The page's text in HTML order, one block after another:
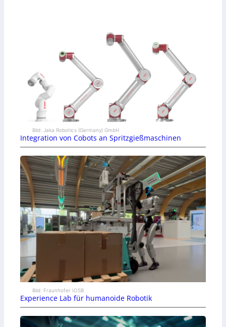
Bild: Jaka Robotics (Germany) GmbH
Integration von Cobots an Spritzgießmaschinen
Bild: Fraunhofer IOSB
Experience Lab für humanoide Robotik